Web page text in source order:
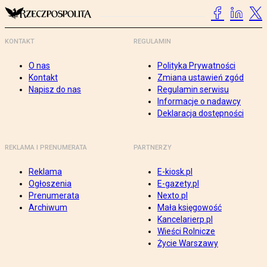
KONTAKT
O nas
Kontakt
Napisz do nas
REGULAMIN
Polityka Prywatności
Zmiana ustawień zgód
Regulamin serwisu
Informacje o nadawcy
Deklaracja dostępności
REKLAMA I PRENUMERATA
Reklama
Ogłoszenia
Prenumerata
Archiwum
PARTNERZY
E-kiosk.pl
E-gazety.pl
Nexto.pl
Mała księgowość
Kancelarierp.pl
Wieści Rolnicze
Życie Warszawy